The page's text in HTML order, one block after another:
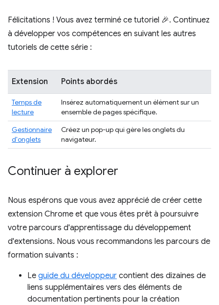
Félicitations ! Vous avez terminé ce tutoriel 🎉. Continuez
à développer vos compétences en suivant les autres
tutoriels de cette série :
Extension Points abordés
Temps de
lecture
Insérez automatiquement un élément sur un
ensemble de pages spécifique.
Gestionnaire
d'onglets
Créez un pop-up qui gère les onglets du
navigateur.
Continuer à explorer
Nous espérons que vous avez apprécié de créer cette
extension Chrome et que vous êtes prêt à poursuivre
votre parcours d'apprentissage du développement
d'extensions. Nous vous recommandons les parcours de
formation suivants :
Le guide du développeur contient des dizaines de
liens supplémentaires vers des éléments de
documentation pertinents pour la création